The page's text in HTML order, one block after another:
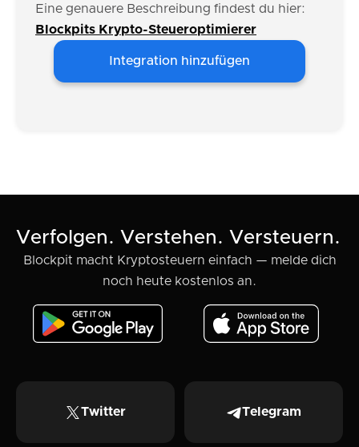
Eine genauere Beschreibung findest du hier:
Blockpits Krypto-Steueroptimierer
Integration hinzufügen
Verfolgen. Verstehen. Versteuern.
Blockpit macht Kryptosteuern einfach — melde dich
noch heute kostenlos an.
Twitter Telegram